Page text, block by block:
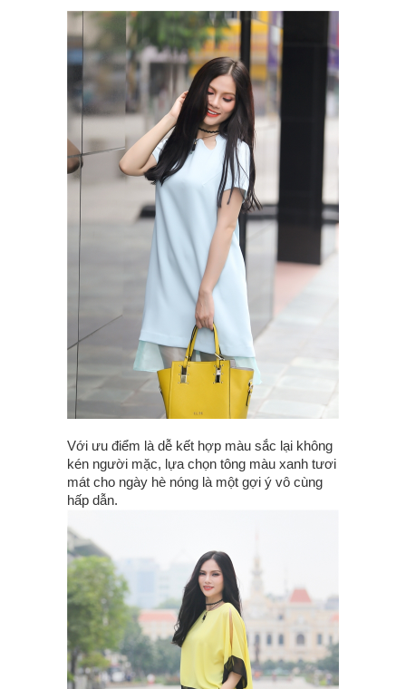
Với ưu điểm là dễ kết hợp màu sắc lại không
kén người mặc, lựa chọn tông màu xanh tươi
mát cho ngày hè nóng là một gợi ý vô cùng
hấp dẫn.